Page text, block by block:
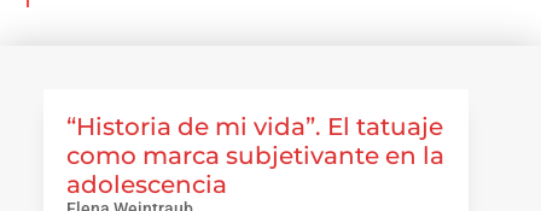
“Historia de mi vida”. El tatuaje
como marca subjetivante en la
adolescencia